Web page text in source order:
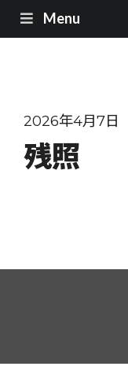
Menu
2026年4月7日
残照